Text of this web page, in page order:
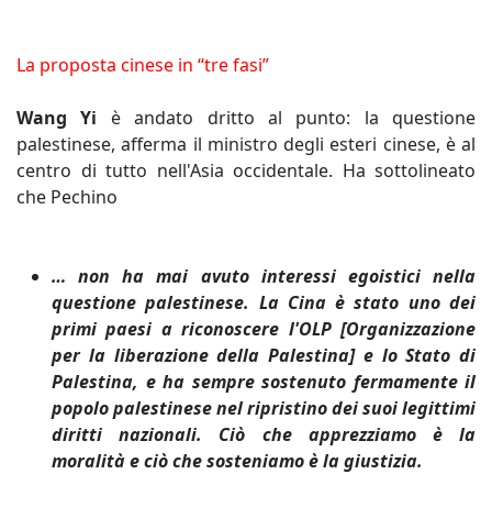
La proposta cinese in “tre fasi”
Wang Yi è andato dritto al punto: la questione
palestinese, afferma il ministro degli esteri cinese, è al
centro di tutto nell'Asia occidentale. Ha sottolineato
che Pechino
… non ha mai avuto interessi egoistici nella
questione palestinese. La Cina è stato uno dei
primi paesi a riconoscere l'OLP [Organizzazione
per la liberazione della Palestina] e lo Stato di
Palestina, e ha sempre sostenuto fermamente il
popolo palestinese nel ripristino dei suoi legittimi
diritti nazionali. Ciò che apprezziamo è la
moralità e ciò che sosteniamo è la giustizia.